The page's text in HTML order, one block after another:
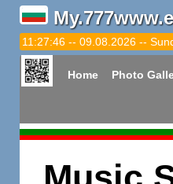
11:27:47 -- 09.08.2026 --
Home Photo